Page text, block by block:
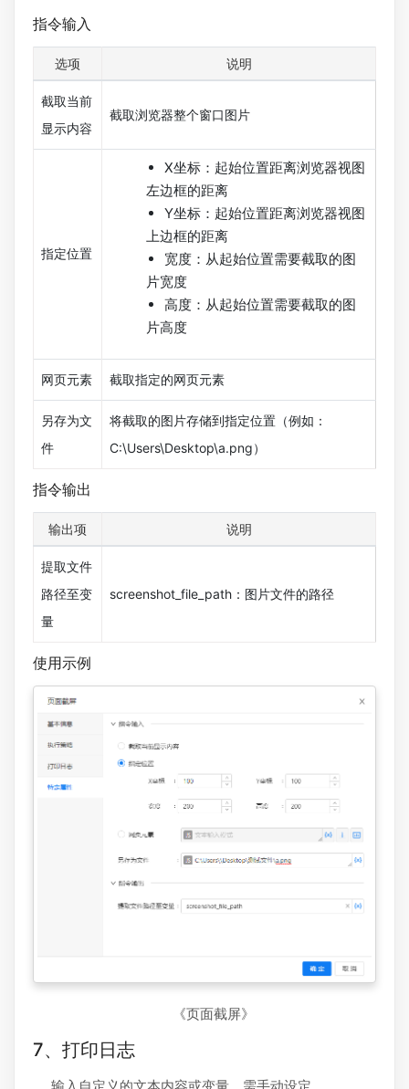
指令输入
选项 说明
截取当前
显示内容
截取浏览器整个窗口图片
指定位置
X坐标：起始位置距离浏览器视图
左边框的距离
Y坐标：起始位置距离浏览器视图
上边框的距离
宽度：从起始位置需要截取的图
片宽度
高度：从起始位置需要截取的图
片高度
网页元素 截取指定的网页元素
另存为文
件
将截取的图片存储到指定位置（例如：
C:\Users\Desktop\a.png）
指令输出
输出项 说明
提取文件
路径至变
量
screenshot_file_path：图片文件的路径
使用示例
《页面截屏》
7、打印日志